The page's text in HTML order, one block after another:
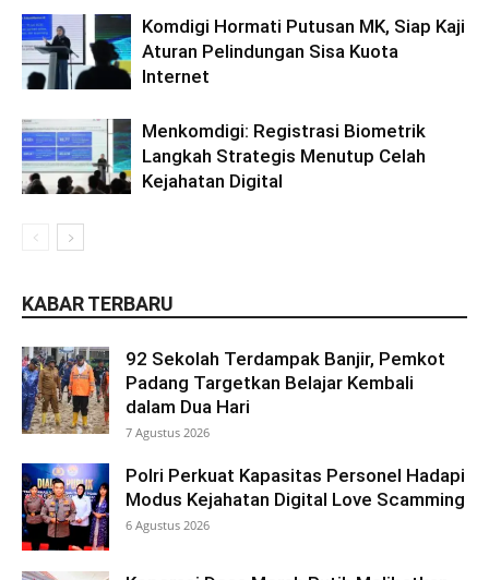
Komdigi Hormati Putusan MK, Siap Kaji
Aturan Pelindungan Sisa Kuota
Internet
Menkomdigi: Registrasi Biometrik
Langkah Strategis Menutup Celah
Kejahatan Digital
KABAR TERBARU
92 Sekolah Terdampak Banjir, Pemkot
Padang Targetkan Belajar Kembali
dalam Dua Hari
7 Agustus 2026
Polri Perkuat Kapasitas Personel Hadapi
Modus Kejahatan Digital Love Scamming
6 Agustus 2026